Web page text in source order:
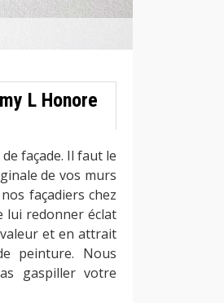
L Honore
façade. Il faut le
de vos murs
façadiers chez
lui redonner éclat
et en attrait
peinture. Nous
gaspiller votre